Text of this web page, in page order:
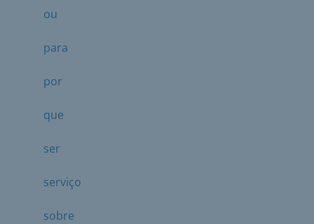
ou
para
por
que
ser
serviço
sobre